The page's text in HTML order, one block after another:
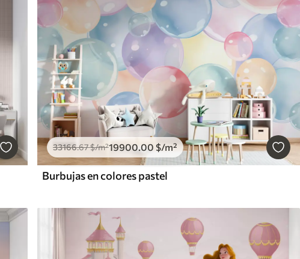
33166.67$/m²19900.00 $/m²
Burbujas en colores pastel